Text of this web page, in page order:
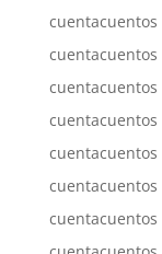
cuentacuentos
cuentacuentos
cuentacuentos